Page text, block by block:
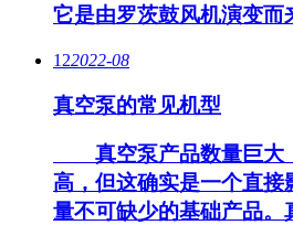
它是由罗茨鼓风机演变而
122022-08
真空泵的常见机型
真空泵产品数量巨大
高，但这确实是一个直接
量不可缺少的基础产品。